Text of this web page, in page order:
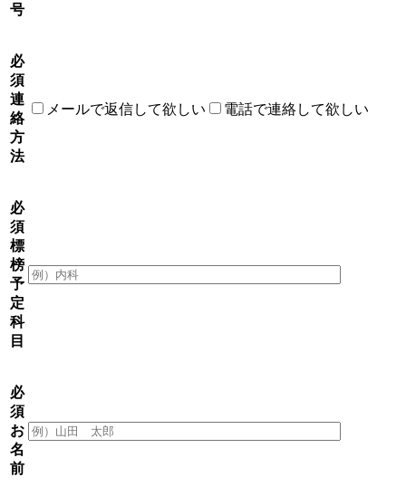
号
必
須
連
絡
方
法
メールで返信して欲しい 電話で連絡して欲しい
必
須
標
榜
予
定
科
目
必
須
お
名
前